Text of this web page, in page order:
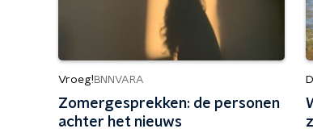
Vroeg! BNNVARA
Zomergesprekken: de personen
achter het nieuws